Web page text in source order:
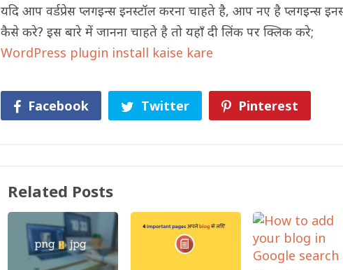
यदि आप वर्डप्रेस प्लगइन्स इनस्टॉल करना चाहते है, आप नए है प्लगइन्स
कैसे करे? इस बारे में जानना चाहते है तो यहाँ दी लिंक पर क्लिक करे;
WordPress plugin install kaise kare
Facebook Twitter Pinterest
Related Posts